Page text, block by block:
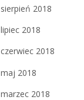
sierpień 2018
lipiec 2018
czerwiec 2018
maj 2018
marzec 2018